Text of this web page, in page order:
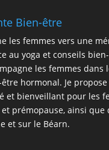
Bien-être
les femmes vers une
au yoga et conseils
les femmes
hormonal. Je
et bienveillant pour les
prémopause, ainsi que
et sur le Béarn.